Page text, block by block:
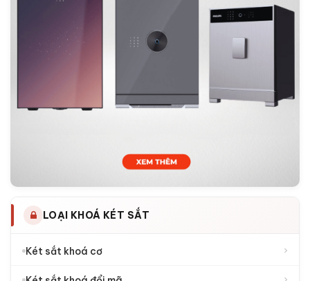
LOẠI KHOÁ KÉT SẮT
Két sắt khoá cơ ›